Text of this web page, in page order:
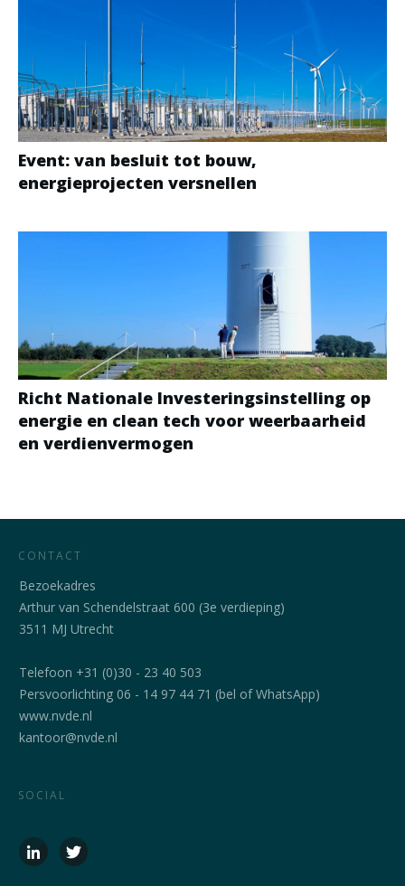
Event: van besluit tot bouw,
energieprojecten versnellen
Richt Nationale Investeringsinstelling op
energie en clean tech voor weerbaarheid
en verdienvermogen
CONTACT
Bezoekadres
Arthur van Schendelstraat 600 (3e verdieping)
3511 MJ Utrecht
Telefoon +31 (0)30 - 23 40 503
Persvoorlichting 06 - 14 97 44 71 (bel of WhatsApp)
www.nvde.nl
kantoor@nvde.nl
SOCIAL